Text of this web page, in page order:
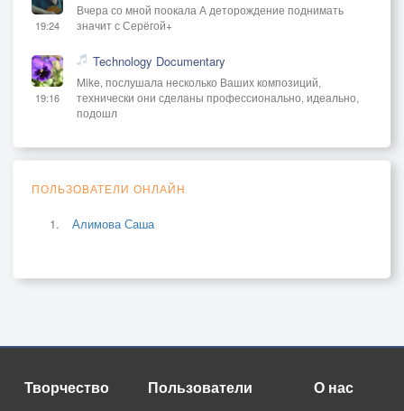
19:24
Вчера со мной поокала А деторождение поднимать
значит с Серёгой+
19:16
Technology Documentary
Mike, послушала несколько Ваших композиций,
технически они сделаны профессионально, идеально,
подошл
ПОЛЬЗОВАТЕЛИ ОНЛАЙН
Алимова Саша
Творчество Пользователи О нас